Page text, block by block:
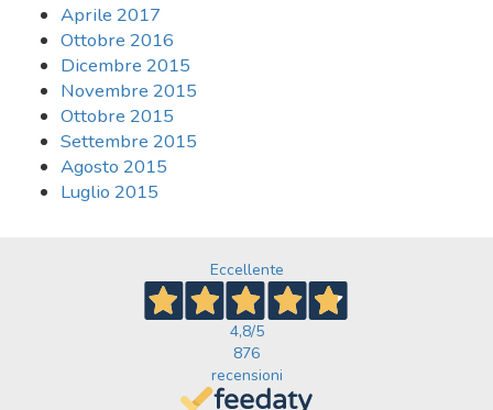
Aprile 2017
Ottobre 2016
Dicembre 2015
Novembre 2015
Ottobre 2015
Settembre 2015
Agosto 2015
Luglio 2015
Eccellente
4,8/5
876
recensioni